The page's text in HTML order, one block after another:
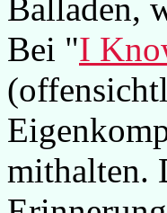
Balladen,
Bei "I
mithalten.